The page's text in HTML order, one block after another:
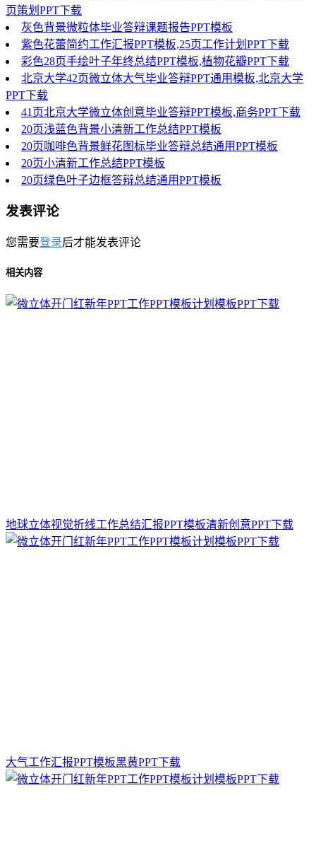
页策划PPT下载
灰色背景微粒体毕业答辩课题报告PPT模板
紫色花蕾简约工作汇报PPT模板,25页工作计划PPT下载
彩色28页手绘叶子年终总结PPT模板,植物花瓣PPT下载
北京大学42页微立体大气毕业答辩PPT通用模板,北京大学
PPT下载
41页北京大学微立体创意毕业答辩PPT模板,商务PPT下载
20页浅蓝色背景小清新工作总结PPT模板
20页咖啡色背景鲜花图标毕业答辩总结通用PPT模板
20页小清新工作总结PPT模板
20页绿色叶子边框答辩总结通用PPT模板
发表评论
您需要登录后才能发表评论
相关内容
地球立体视觉折线工作总结汇报PPT模板清新创意PPT下载
大气工作汇报PPT模板黑黄PPT下载